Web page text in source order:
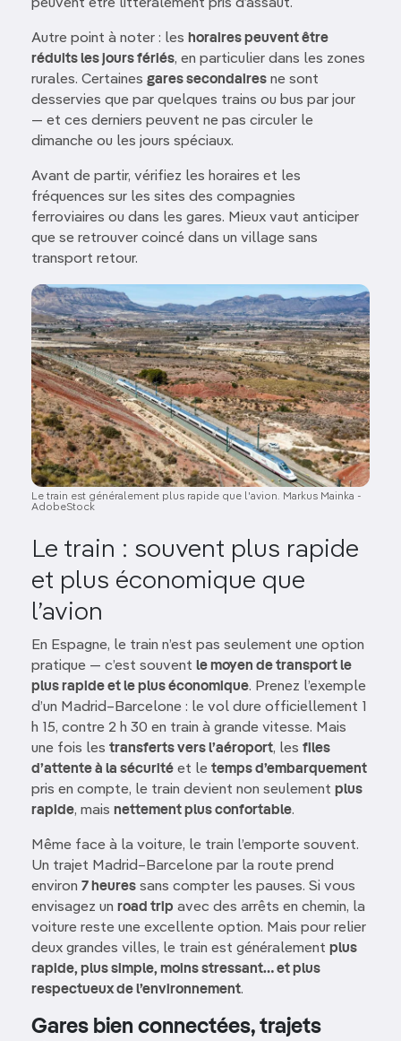
peuvent être littéralement pris d’assaut.
Autre point à noter : les horaires peuvent être
réduits les jours fériés, en particulier dans les zones
rurales. Certaines gares secondaires ne sont
desservies que par quelques trains ou bus par jour
— et ces derniers peuvent ne pas circuler le
dimanche ou les jours spéciaux.
Avant de partir, vérifiez les horaires et les
fréquences sur les sites des compagnies
ferroviaires ou dans les gares. Mieux vaut anticiper
que se retrouver coincé dans un village sans
transport retour.
Image
Le train est généralement plus rapide que l'avion. Markus Mainka -
AdobeStock
Le train : souvent plus rapide
et plus économique que
l’avion
En Espagne, le train n’est pas seulement une option
pratique — c’est souvent le moyen de transport le
plus rapide et le plus économique. Prenez l’exemple
d’un Madrid–Barcelone : le vol dure officiellement 1
h 15, contre 2 h 30 en train à grande vitesse. Mais
une fois les transferts vers l’aéroport, les files
d’attente à la sécurité et le temps d’embarquement
pris en compte, le train devient non seulement plus
rapide, mais nettement plus confortable.
Même face à la voiture, le train l’emporte souvent.
Un trajet Madrid–Barcelone par la route prend
environ 7 heures sans compter les pauses. Si vous
envisagez un road trip avec des arrêts en chemin, la
voiture reste une excellente option. Mais pour relier
deux grandes villes, le train est généralement plus
rapide, plus simple, moins stressant… et plus
respectueux de l’environnement.
Gares bien connectées, trajets